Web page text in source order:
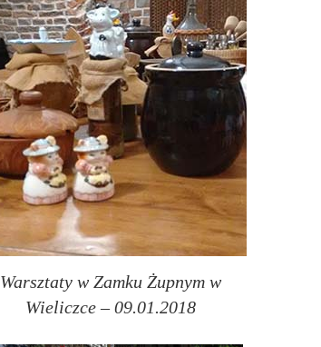
Warsztaty w Zamku Żupnym w
Wieliczce – 09.01.2018